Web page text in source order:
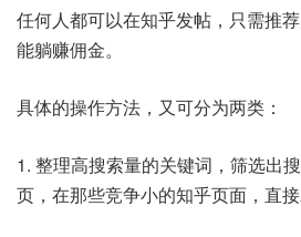
任何人都可以在知乎发帖，只需推
能躺赚佣金。
具体的操作方法，又可分为两类：
1. 整理高搜索量的关键词，筛选出
页，在那些竞争小的知乎页面，直接